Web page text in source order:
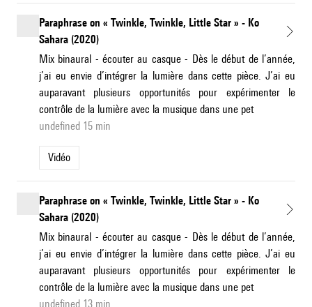
Paraphrase on « Twinkle, Twinkle, Little Star » - Ko
Sahara (2020)
Mix binaural - écouter au casque - Dès le début de l’année,
j’ai eu envie d’intégrer la lumière dans cette pièce. J’ai eu
auparavant plusieurs opportunités pour expérimenter le
contrôle de la lumière avec la musique dans une pet
undefined 15 min
Vidéo
Paraphrase on « Twinkle, Twinkle, Little Star » - Ko
Sahara (2020)
Mix binaural - écouter au casque - Dès le début de l’année,
j’ai eu envie d’intégrer la lumière dans cette pièce. J’ai eu
auparavant plusieurs opportunités pour expérimenter le
contrôle de la lumière avec la musique dans une pet
undefined 13 min